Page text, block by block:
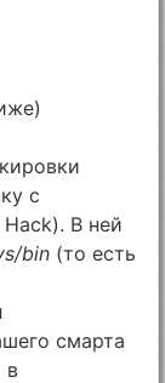
с
В ней
bin (то есть
смарта
в